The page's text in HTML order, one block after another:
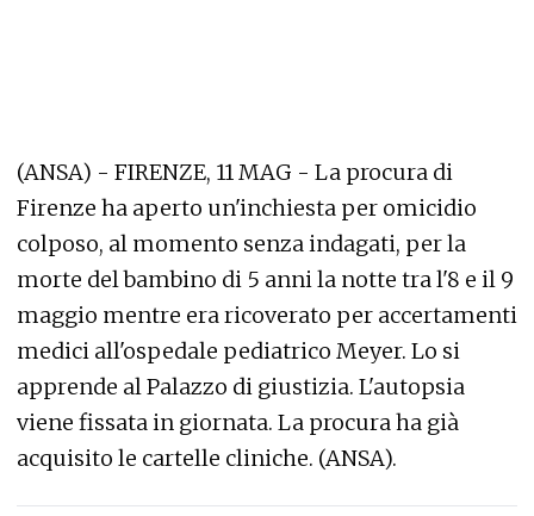
(ANSA) - FIRENZE, 11 MAG - La procura di
Firenze ha aperto un'inchiesta per omicidio
colposo, al momento senza indagati, per la
morte del bambino di 5 anni la notte tra l'8 e il 9
maggio mentre era ricoverato per accertamenti
medici all'ospedale pediatrico Meyer. Lo si
apprende al Palazzo di giustizia. L'autopsia
viene fissata in giornata. La procura ha già
acquisito le cartelle cliniche. (ANSA).